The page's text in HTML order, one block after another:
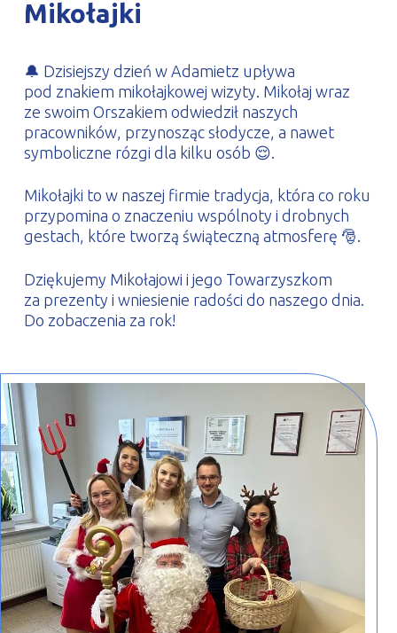
PROFILAR – profile zimnogięte
DE
Mikołajki
🔔 Dzisiejszy dzień w Adamietz upływa
pod znakiem mikołajkowej wizyty. Mikołaj wraz
ze swoim Orszakiem odwiedził naszych
pracowników, przynosząc słodycze, a nawet
symboliczne rózgi dla kilku osób 😌.
Mikołajki to w naszej firmie tradycja, która co roku
przypomina o znaczeniu wspólnoty i drobnych
gestach, które tworzą świąteczną atmosferę 🎅.
Dziękujemy Mikołajowi i jego Towarzyszkom
za prezenty i wniesienie radości do naszego dnia.
Do zobaczenia za rok!